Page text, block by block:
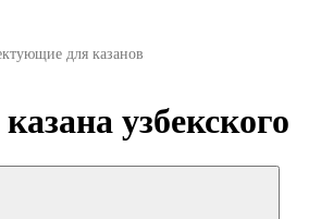
для казанов
узбекского